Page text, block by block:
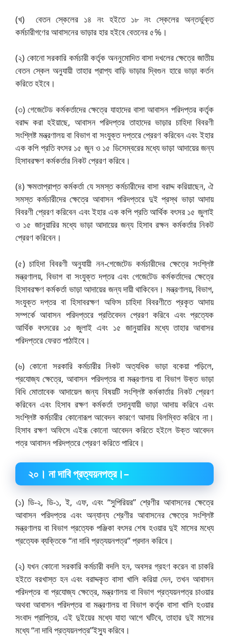
(খ) বেতন স্কেলের ১৪ নং হইতে ১৮ নং স্কেলের অন্তর্ভুক্ত
কর্মচারীগণের আবাসনের ভাড়ার হার হইবে বেতনের ৫%।
(২) কোনো সরকারি কর্মচারী কর্তৃক অননুমোদিত বাসা দখলের ক্ষেত্রে জাতীয়
বেতন স্কেল অনুযায়ী তাহার প্রাপ্য বাড়ি ভাড়ার দ্বিগুন হারে ভাড়া কর্তন
করিতে হইবে।
(৩) গেজেটেড কর্মকর্তাদের ক্ষেত্রে যাহাদের বাসা আবাসন পরিদপ্তর কর্তৃক
বরাদ্দ করা হইয়াছে, আবাসন পরিদপ্তর তাহাদের ভাড়ার চাহিদা বিবরণী
সংশ্লিষ্ট মন্ত্রণালয় বা বিভাগ বা সংযুক্ত দপ্তরে প্রেরণ করিবেন এবং ইহার
এক কপি প্রতি বৎসর ১৫ জুন ও ১৫ ডিসেম্বরের মধ্যে ভাড়া আদায়ের জন্য
হিসাবরক্ষণ কর্মকর্তার নিকট প্রেরণ করিবে।
(৪) ক্ষমতাপ্রাপ্ত কর্মকর্তা যে সমস্ত কর্মচারীদের বাসা বরাদ্দ করিয়াছেন, ঐ
সমস্ত কর্মচারীদের ক্ষেত্রে আবাসন পরিদপ্তরে দুই প্রস্থ ভাড়া আদায়
বিবরণী প্রেরণ করিবেন এবং ইহার এক কপি প্রতি আর্থিক বৎসর ১৫ জুলাই
ও ১৫ জানুয়ারির মধ্যে ভাড়া আদায়ের জন্য হিসাব রক্ষন কর্মকর্তার নিকট
প্রেরণ করিবেন।
(৫) চাহিদা বিবরণী অনুযায়ী নন-গেজেটেড কর্মচারীদের ক্ষেত্রে সংশ্লিষ্ট
মন্ত্রণালয়, বিভাগ বা সংযুক্ত দপ্তর এবং গেজেটেড কর্মকর্তাদের ক্ষেত্রে
হিসাবরক্ষণ কর্মকর্তা ভাড়া আদায়ের জন্য দায়ী থাকিবেন। মন্ত্রণালয়, বিভাগ,
সংযুক্ত দপ্তর বা হিসাবরক্ষণ অফিস চাহিদা বিবরণীতে প্রকৃত আদায়
সম্পর্কে আবাসন পরিদপ্তরে প্রতিবেদন প্রেরণ করিবে এবং প্রত্যেক
আর্থিক বৎসরের ১৫ জুলাই এবং ১৫ জানুয়ারির মধ্যে তাহার আবাসর
পরিদপ্তরে ফেরত পাঠাইবে।
(৬) কোনো সরকারি কর্মচারীর নিকট অত্যধিক ভাড়া বকেয়া পড়িলে,
প্রযোজ্য ক্ষেত্রে, আবাসন পরিদপ্তর বা মন্ত্রণালয় বা বিভাগ উক্ত ভাড়া
বিধি মোতাবেক আদায়েল জন্য বিষয়টি সংশ্লিষ্ট কর্মকার্তার নিকট প্রেরণ
করিবেন এবং হিসাব রক্ষণ কর্মকর্তা তদানুযায়ী ভাড়া আদায় করিবে এবং
সংশ্লিষ্ট কর্মচারীর কোনোরূপ আবেদন কারণে আদায় বিলম্বিত করিবে না।
হিসাব রক্ষণ অফিসে এইরূ কোনো আবেদন করিতে হইলে উক্ত আবেদন
পত্র আবাসন পরিদপ্তরে প্রেরণ করিতে পারিবে।
২০ । না দাবি প্রত্যয়নপত্র।–
(১) ডি-২, ডি-১, ই, এফ, এবং “সুপিরিয়র” শ্রেণীর আবাসনের ক্ষেত্রে
আবাসন পরিদপ্তর এবং অন্যান্য শ্রেণীর আবাসনের ক্ষেত্রে সংশ্লিষ্ট
মন্ত্রণালয় বা বিভাগ প্রত্যেক পঞ্জিকা বৎসর শেষ হওয়ার দুই মাসের মধ্যে
প্রত্যেক ব্যক্তিকে “না দাবি প্রত্যয়নপত্র” প্রদান করিবে।
(২) যখন কোনো সরকারি কর্মচারী বদলি হন, অবসর গ্রহণ করেন বা চাকরি
হইতে বরখাস্ত হন এবং বরাদ্দকৃত বাসা খালি করিয়া দেন, তখন আবাসন
পরিদপ্তর বা প্রযোজ্য ক্ষেত্রে, মন্ত্রণালয় বা বিভাগ প্রত্যয়নপত্র চাওয়ার
অথবা আবাসন পরিদপ্তর বা মন্ত্রণালয় বা বিভাগ কর্তৃক বাসা খালি হওয়ার
সংবাদ প্রাপ্তির, এই দুইয়ের মধ্যে যাহা আগে ঘটিবে, তাহার দুই মাসের
মধ্যে “না দাবি প্রত্যয়নপত্র”ইস্যু করিবে।